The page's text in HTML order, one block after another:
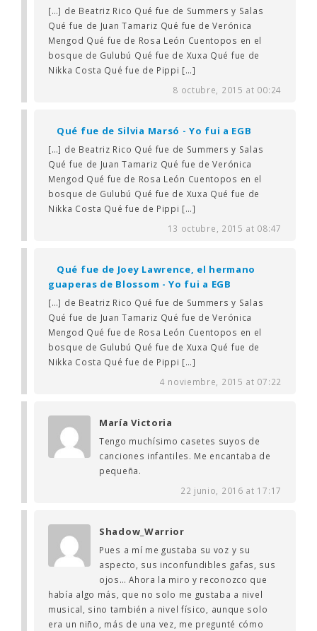
[…] de Beatriz Rico Qué fue de Summers y Salas
Qué fue de Juan Tamariz Qué fue de Verónica
Mengod Qué fue de Rosa León Cuentopos en el
bosque de Gulubú Qué fue de Xuxa Qué fue de
Nikka Costa Qué fue de Pippi […]
8 octubre, 2015 at 00:24
Qué fue de Silvia Marsó - Yo fui a EGB
[…] de Beatriz Rico Qué fue de Summers y Salas
Qué fue de Juan Tamariz Qué fue de Verónica
Mengod Qué fue de Rosa León Cuentopos en el
bosque de Gulubú Qué fue de Xuxa Qué fue de
Nikka Costa Qué fue de Pippi […]
13 octubre, 2015 at 08:47
Qué fue de Joey Lawrence, el hermano
guaperas de Blossom - Yo fui a EGB
[…] de Beatriz Rico Qué fue de Summers y Salas
Qué fue de Juan Tamariz Qué fue de Verónica
Mengod Qué fue de Rosa León Cuentopos en el
bosque de Gulubú Qué fue de Xuxa Qué fue de
Nikka Costa Qué fue de Pippi […]
4 noviembre, 2015 at 07:22
María Victoria
Tengo muchísimo casetes suyos de
canciones infantiles. Me encantaba de
pequeña.
22 junio, 2016 at 17:17
Shadow_Warrior
Pues a mí me gustaba su voz y su
aspecto, sus inconfundibles gafas, sus
ojos… Ahora la miro y reconozco que
había algo más, que no solo me gustaba a nivel
musical, sino también a nivel físico, aunque solo
era un niño, más de una vez, me pregunté cómo